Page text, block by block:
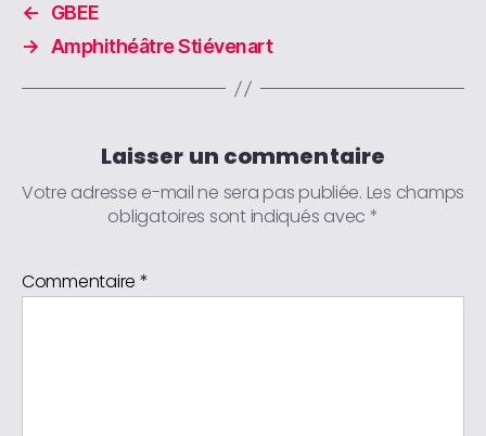
←
GBEE
→
Amphithéâtre Stiévenart
Laisser un commentaire
Votre adresse e-mail ne sera pas publiée. Les champs
obligatoires sont indiqués avec *
Commentaire *